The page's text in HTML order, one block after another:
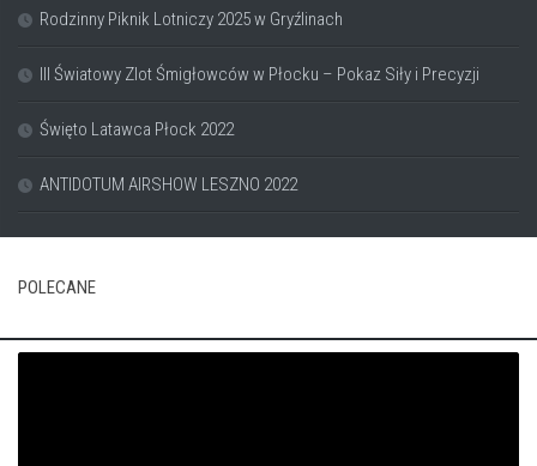
Rodzinny Piknik Lotniczy 2025 w Gryźlinach
III Światowy Zlot Śmigłowców w Płocku – Pokaz Siły i Precyzji
Święto Latawca Płock 2022
ANTIDOTUM AIRSHOW LESZNO 2022
POLECANE